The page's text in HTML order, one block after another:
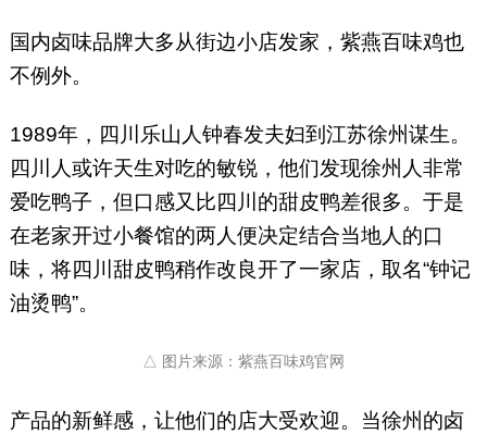
国内卤味品牌大多从街边小店发家，紫燕百味鸡也
不例外。
1989年，四川乐山人钟春发夫妇到江苏徐州谋生。
四川人或许天生对吃的敏锐，他们发现徐州人非常
爱吃鸭子，但口感又比四川的甜皮鸭差很多。于是
在老家开过小餐馆的两人便决定结合当地人的口
味，将四川甜皮鸭稍作改良开了一家店，取名“钟记
油烫鸭”。
△ 图片来源：紫燕百味鸡官网
产品的新鲜感，让他们的店大受欢迎。当徐州的卤